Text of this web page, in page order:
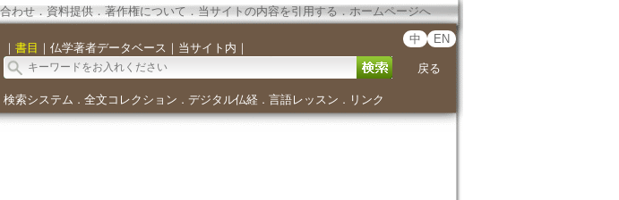
わせ． 資料提供． 著作権について．当サイトの内容を引用する ． ホームページへ
｜ 書目 ｜ 仏学著者データベース ｜ 当サイト内 ｜
中 EN
戻る
検索システム ． 全文コレクション ． デジタル仏経． 言語レッスン ． リンク